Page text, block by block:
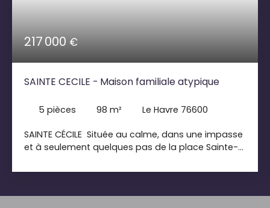
217 000 €
SAINTE CECILE - Maison familiale atypique
5 pièces 98 m² Le Havre 76600
SAINTE CÉCILE Située au calme, dans une impasse
et à seulement quelques pas de la place Sainte-
pièces ne nécessitant aucun travaux. Elle offre de
une bénéficiant d’une mezzanine, idéale pour